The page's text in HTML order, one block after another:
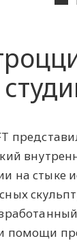
на стыке
помощи